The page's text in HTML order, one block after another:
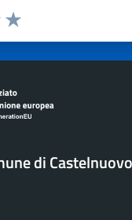
la pagina
Valuta 5 stelle su 5
4 stelle su 5
stelle su 5
su 5
5
di